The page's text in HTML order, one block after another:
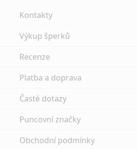
Kontakty
Výkup šperků
Recenze
Platba a doprava
Časté dotazy
Puncovní značky
Obchodní podmínky